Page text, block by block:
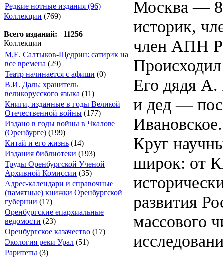
Редкие нотные издания (96)
Коллекции (769)
Всего изданий: 11256
Коллекции
М.Е. Салтыков-Щедрин: сатирик на
все времена (29)
Театр начинается с афиши (0)
В.И. Даль: хранитель
великорусского языка (11)
Книги, изданные в годы Великой
Отечественной войны (177)
Издано в годы войны в Чкалове
(Оренбурге) (199)
Китай и его жизнь (14)
Издания библиотеки (193)
Труды Оренбургской Ученой
Архивной Комиссии (35)
Адрес-календари и справочные
(памятные) книжки Оренбургской
губернии (17)
Оренбургские епархиальные
ведомости (23)
Оренбургское казачество (17)
Экология реки Урал (51)
Раритеты (3)
Москва — 8
историк,
член АПН
Его дядя А.
и дед —
Ивановское.
Круг
широк: от
развития
массового